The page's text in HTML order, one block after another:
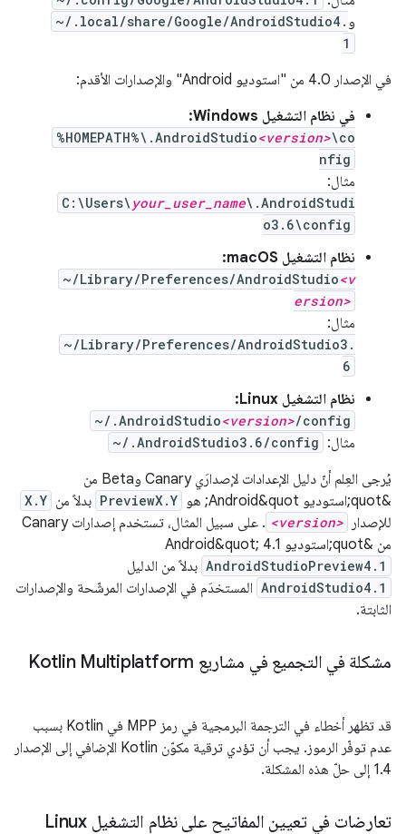
و ~/.local/share/Google/AndroidStudio4.
1
في الإصدار 4.0 من "استوديو Android" والإصدارات الأقدم:
في نظام التشغيل Windows:
%HOMEPATH%\.AndroidStudio<version>\co
nfig
مثال:
C:\Users\ your_user_name\.AndroidStudi
o3.6\config
نظام التشغيل macOS:
~/Library/Preferences/AndroidStudio<v
ersion>
مثال:
~/Library/Preferences/AndroidStudio3.
6
نظام التشغيل Linux:
~/.AndroidStudio<version>/config
مثال: ~/.AndroidStudio3.6/config
يُرجى العِلم أنّ دليل الإعدادات لإصدارَي Canary وBeta من
&quot;استوديو Android&quot; هو
PreviewX.Y بدلاً من X.Y
للإصدار <version>
. على سبيل المثال، تستخدم إصدارات Canary
من &quot;استوديو Android&quot; 4.1
AndroidStudioPreview4.1 بدلاً من الدليل
AndroidStudio4.1 المستخدَم في الإصدارات المرشّحة والإصدارات
الثابتة.
مشكلة في التجميع في مشاريع Kotlin Multiplatform
قد تظهر أخطاء في الترجمة البرمجية في رمز MPP في Kotlin بسبب
عدم توفّر الرموز. يجب أن تؤدي ترقية مكوّن Kotlin الإضافي إلى الإصدار
1.4 إلى حلّ هذه المشكلة.
تعارضات في تعيين المفاتيح على نظام التشغيل Linux